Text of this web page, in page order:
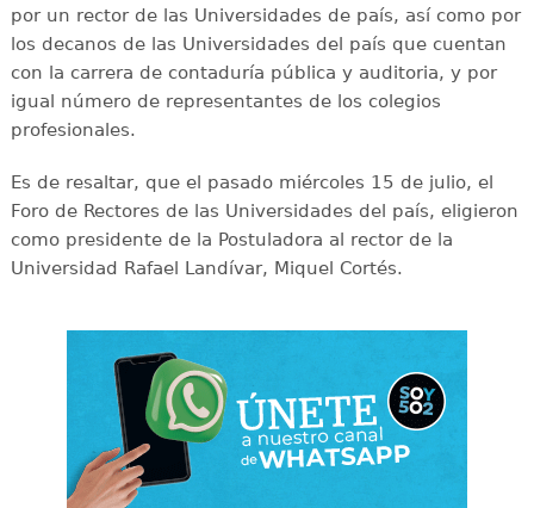
por un rector de las Universidades de país, así como por
los decanos de las Universidades del país que cuentan
con la carrera de contaduría pública y auditoria, y por
igual número de representantes de los colegios
profesionales.
Es de resaltar, que el pasado miércoles 15 de julio, el
Foro de Rectores de las Universidades del país, eligieron
como presidente de la Postuladora al rector de la
Universidad Rafael Landívar, Miquel Cortés.